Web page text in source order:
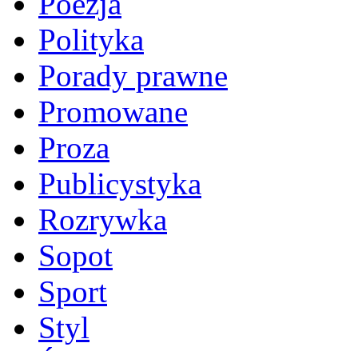
Polityka
Porady prawne
Promowane
Proza
Publicystyka
Rozrywka
Sopot
Sport
Styl